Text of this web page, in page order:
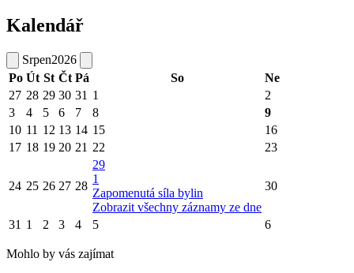
Kalendář
Srpen2026
Po Út St Čt Pá So
Ne
27 28 29 30 31 1
2
3
4 5 6 7 8
9
10 11 12 13 14 15
16
17 18 19 20 21 22 23
24 25 26 27 28
29
1
Zapomenutá síla bylin
Zobrazit všechny záznamy ze dne
30
31 1 2 3 4 5 6
Mohlo by vás zajímat